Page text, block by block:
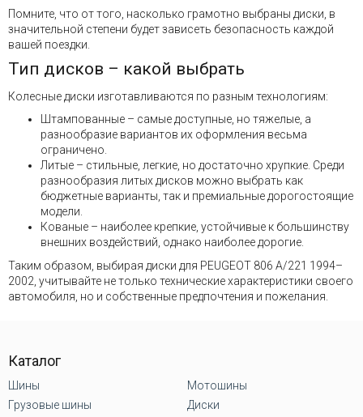
Помните, что от того, насколько грамотно выбраны диски, в
значительной степени будет зависеть безопасность каждой
вашей поездки.
Тип дисков – какой выбрать
Колесные диски изготавливаются по разным технологиям:
Штампованные – самые доступные, но тяжелые, а
разнообразие вариантов их оформления весьма
ограничено.
Литые – стильные, легкие, но достаточно хрупкие. Среди
разнообразия литых дисков можно выбрать как
бюджетные варианты, так и премиальные дорогостоящие
модели.
Кованые – наиболее крепкие, устойчивые к большинству
внешних воздействий, однако наиболее дорогие.
Таким образом, выбирая диски для PEUGEOT 806 A/221 1994–
2002, учитывайте не только технические характеристики своего
автомобиля, но и собственные предпочтения и пожелания.
Каталог
Шины
Грузовые шины
Мотошины
Диски